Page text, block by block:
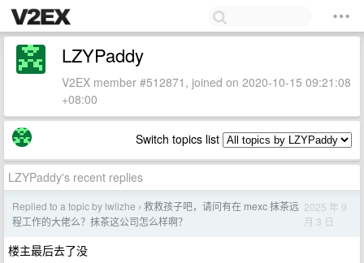
LZYPaddy
V2EX member #512871, joined on 2020-10-15 09:21:08
+08:00
Switch topics list
LZYPaddy's recent replies
Replied to a topic by lwlizhe › 救救孩子吧，请问有在 mexc 抹茶远
程工作的大佬么？抹茶这公司怎么样啊？
2025 年 9
月 3 日
楼主最后去了没